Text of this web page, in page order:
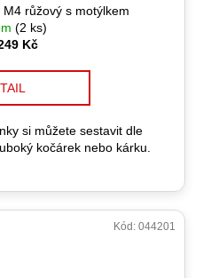
růžový s motýlkem
(2 ks)
Kč
si můžete sestavit dle
kočárek nebo kárku.
Kód: 044201